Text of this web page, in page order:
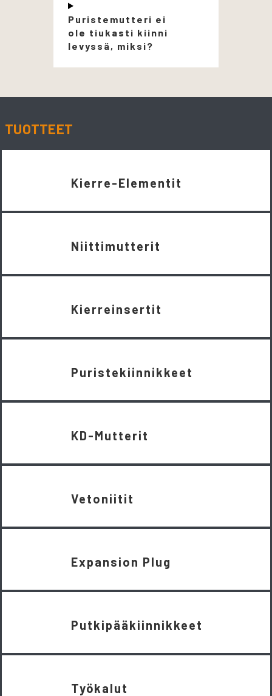
Puristemutteri ei
ole tiukasti kiinni
levyssä, miksi?
TUOTTEET
Kierre-Elementit
Niittimutterit
Kierreinsertit
Puristekiinnikkeet
KD-Mutterit
Vetoniitit
Expansion Plug
Putkipääkiinnikkeet
Työkalut